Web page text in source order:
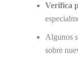
Verifica
Algunos
sobre